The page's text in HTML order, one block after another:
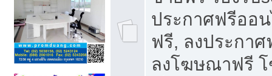
ประกาศฟรีออ
ฟรี, ลงประกา
ลงโฆษณาฟรี